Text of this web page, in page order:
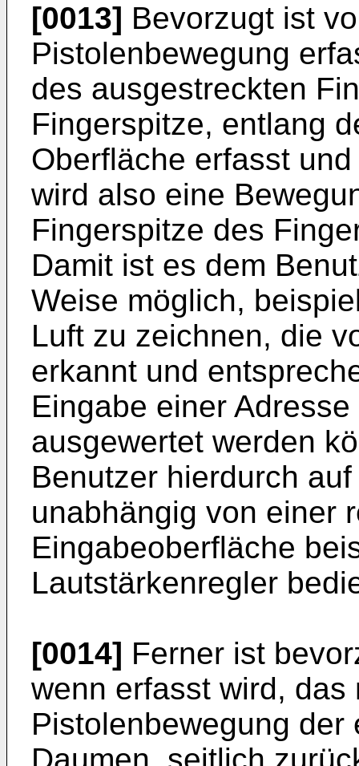
[0013] Bevorzugt ist
Pistolenbewegung
des ausgestreckten
Fingerspitze, entlang
Oberfläche erfasst
wird also eine
Fingerspitze des
Damit ist es dem
Weise möglich,
Luft zu zeichnen, die
erkannt und
Eingabe einer
ausgewertet werden
Benutzer hierdurch
unabhängig von einer
Eingabeoberfläche
Lautstärkenregler
[0014] Ferner ist
wenn erfasst wird,
Pistolenbewegung